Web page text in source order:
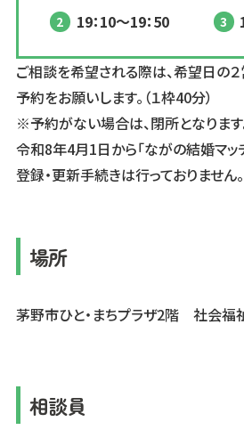
19：10～19：50
ご相談を希望される際は、希望日の
予約をお願いします。（１枠40分）
※予約がない場合は、閉所となります
令和8年4月1日から「ながの結婚マッ
登録・更新手続きは行っておりません。
場所
茅野市ひと・まちプラザ2階 社会福
相談員